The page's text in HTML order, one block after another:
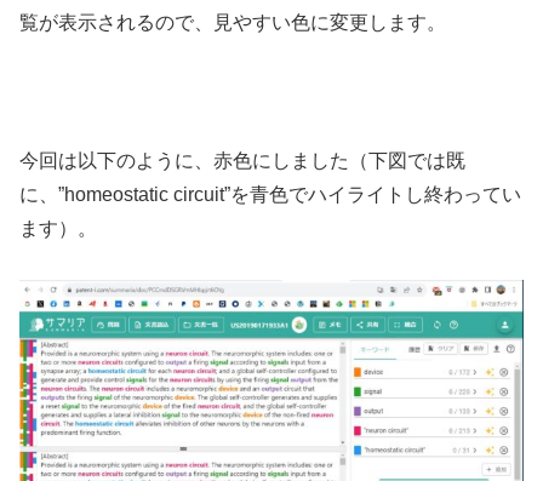
覧が表示されるので、見やすい色に変更します。
今回は以下のように、赤色にしました（下図では既
に、”homeostatic circuit”を青色でハイライトし終わってい
ます）。